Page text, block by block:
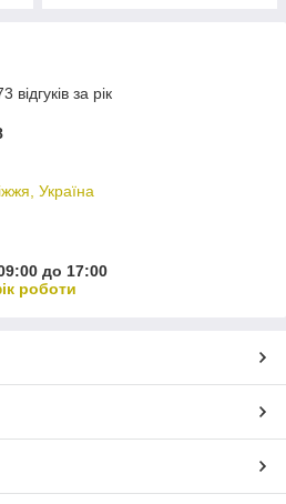
за рік
Україна
до 17:00
роботи